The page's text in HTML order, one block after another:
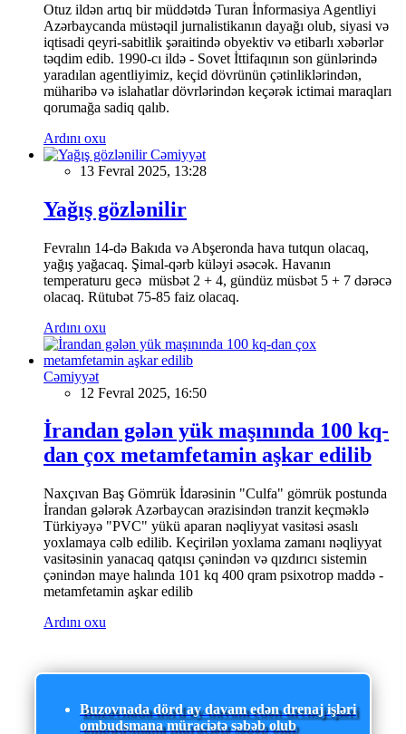
Otuz ildən artıq bir müddətdə Turan İnformasiya Agentliyi
Azərbaycanda müstəqil jurnalistikanın dayağı olub, siyasi və
iqtisadi qeyri-sabitlik şəraitində obyektiv və etibarlı xəbərlər
təqdim edib. 1990-cı ildə - Sovet İttifaqının son günlərində
yaradılan agentliyimiz, keçid dövrünün çətinliklərindən,
müharibə və islahatlar dövrlərindən keçərək ictimai maraqları
qorumağa sadiq qalıb.
Ardını oxu
Cəmiyyət
13 Fevral 2025, 13:28
Yağış gözlənilir
Fevralın 14-də Bakıda və Abşeronda hava tutqun olacaq,
yağış yağacaq. Şimal-qərb küləyi əsəcək. Havanın
temperaturu gecə müsbət 2 + 4, gündüz müsbət 5 + 7 dərəcə
olacaq. Rütubət 75-85 faiz olacaq.
Ardını oxu
Cəmiyyət
12 Fevral 2025, 16:50
İrandan gələn yük maşınında 100 kq-
dan çox metamfetamin aşkar edilib
Naxçıvan Baş Gömrük İdarəsinin "Culfa" gömrük postunda
İrandan gələrək Azərbaycan ərazisindən tranzit keçməklə
Türkiyəyə "PVC" yükü aparan nəqliyyat vasitəsi əsaslı
yoxlamaya cəlb edilib. Keçirilən yoxlama zamanı nəqliyyat
vasitəsinin yanacaq qatqısı çənindən və qızdırıcı sistemin
çənindən maye halında 101 kq 400 qram psixotrop maddə -
metamfetamin aşkar edilib
Ardını oxu
Buzovnada dörd ay davam edən drenaj işləri
ombudsmana müraciətə səbəb olub